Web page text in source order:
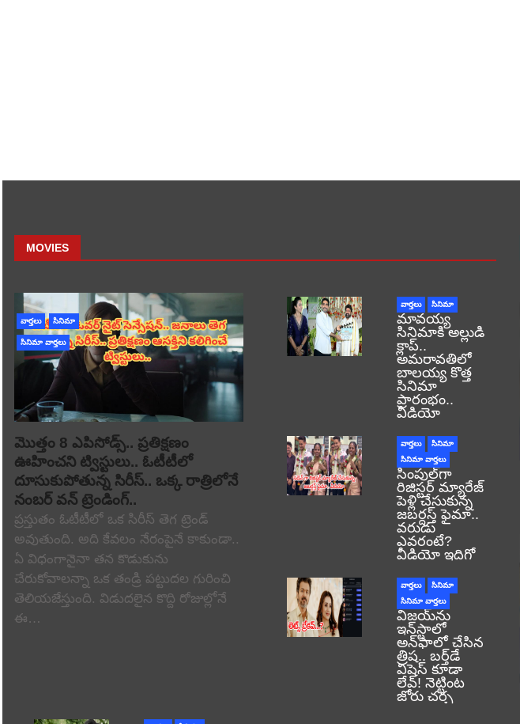
MOVIES
వార్తలు సినిమా
సినిమా వార్తలు
మొత్తం 8 ఎపిసోడ్స్.. ప్రతిక్షణం
ఊహించని ట్విస్టులు.. ఓటీటీలో
దూసుకుపోతున్న సిరీస్.. ఒక్క రాత్రిలోనే
నంబర్ వన్ ట్రెండింగ్..
ప్రస్తుతం ఓటీటీలో ఒక సిరీస్ తెగ ట్రెండ్
అవుతుంది. అది కేవలం నేరంపైనే కాకుండా..
ఏ విధంగానైనా తన కొడుకును
చేరుకోవాలన్నా ఒక తండ్రి పట్టుదల గురించి
తెలియజేస్తుంది. విడుదలైన కొద్ది రోజుల్లోనే
ఈ…
వార్తలు సినిమా
మావయ్య
సినిమాకి అల్లుడి
క్లాప్..
అమరావతిలో
బాలయ్య కొత్త
సినిమా
ప్రారంభం..
వీడియో
వార్తలు
సినిమా
సినిమా వార్తలు
సింపుల్‌గా
రిజిస్టర్‌ మ్యారేజ్
పెళ్లి చేసుకున్న
జబర్దస్త్ ఫైమా..
వరుడు
ఎవరంటే?
వీడియో ఇదిగో
వార్తలు
సినిమా
సినిమా వార్తలు
విజయ్‌ను
ఇన్‌స్టాలో
అన్‌ఫాలో చేసిన
త్రిష.. బర్త్‌డే
విషెస్ కూడా
లేవ్! నెట్టింట
జోరు చర్చ